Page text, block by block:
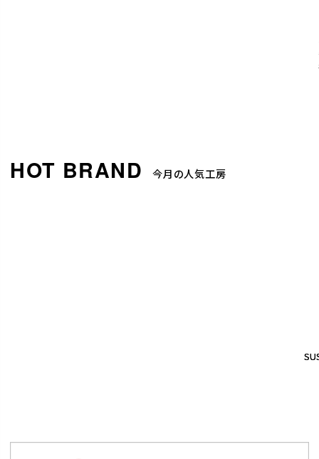
今月の人気工房